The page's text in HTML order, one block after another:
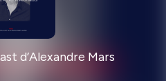
d’Alexandre Mars